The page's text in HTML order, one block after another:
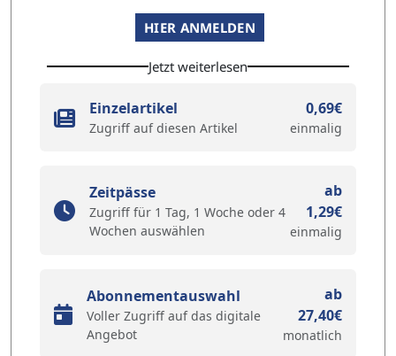
HIER ANMELDEN
Jetzt weiterlesen
Einzelartikel
Zugriff auf diesen Artikel
0,69€
einmalig
Zeitpässe
Zugriff für 1 Tag, 1 Woche oder 4
Wochen auswählen
ab
1,29€
einmalig
Abonnementauswahl
Voller Zugriff auf das digitale
Angebot
ab
27,40€
monatlich